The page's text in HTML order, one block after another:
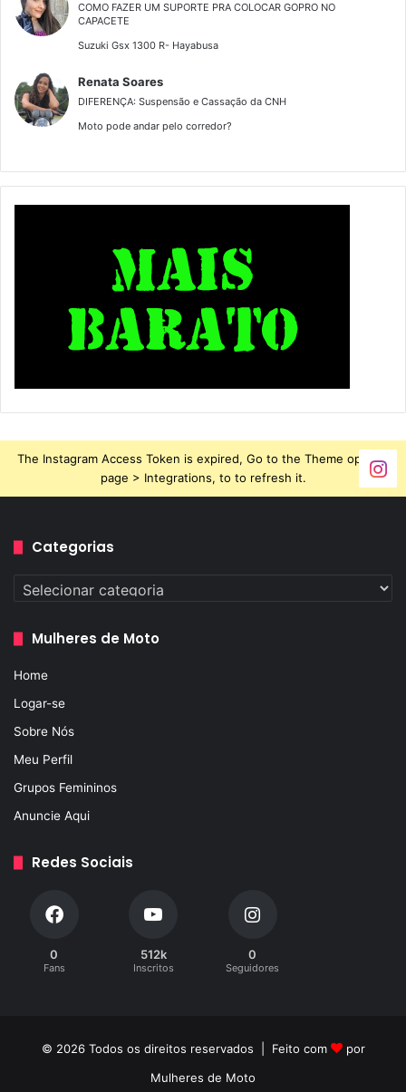
COMO FAZER UM SUPORTE PRA COLOCAR GOPRO NO
CAPACETE
Suzuki Gsx 1300 R- Hayabusa
Renata Soares
DIFERENÇA: Suspensão e Cassação da CNH
Moto pode andar pelo corredor?
The Instagram Access Token is expired, Go to the Theme options
page > Integrations, to to refresh it.
Categorias
Categorias
Mulheres de Moto
Home
Logar-se
Sobre Nós
Meu Perfil
Grupos Femininos
Anuncie Aqui
Redes Sociais
0
Fans
512k
Inscritos
0
Seguidores
© 2026 Todos os direitos reservados | Feito com
por
Mulheres de Moto